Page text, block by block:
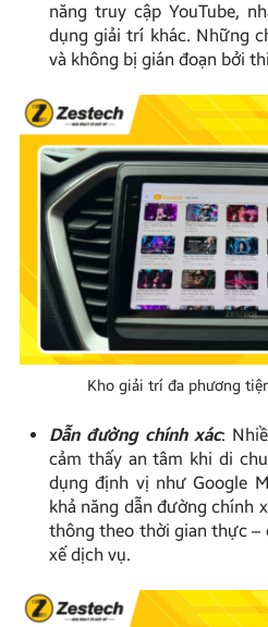
năng truy cập YouTube,
dụng giải trí khác. Những
và không bị gián đoạn bởi
Kho giải trí đa phương
Dẫn đường chính xác:
cảm thấy an tâm khi di
dụng định vị như Google
khả năng dẫn đường chính
thông theo thời gian thực –
xế dịch vụ.